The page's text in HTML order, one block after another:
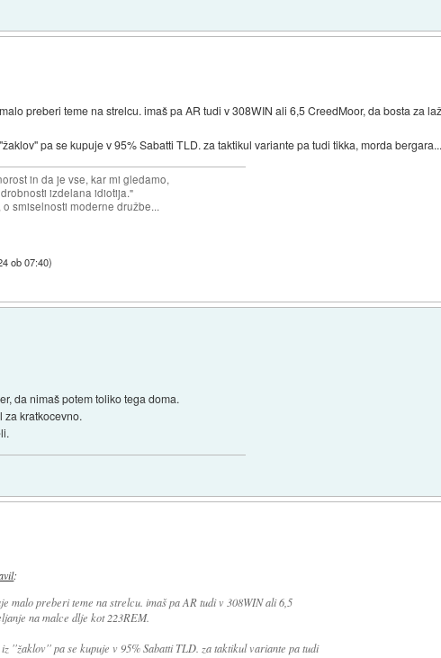
preberi teme na strelcu. imaš pa AR tudi v 308WIN ali 6,5 CreedMoor, da bosta za
pa se kupuje v 95% Sabatti TLD. za taktikul variante pa tudi tikka, morda bergara...
in da je vse, kar mi gledamo,
izdelana idiotija."
o smiselnosti moderne družbe...
ob 07:40)
da nimaš potem toliko tega doma.
za kratkocevno.
:
malo preberi teme na strelcu. imaš pa AR tudi v 308WIN ali 6,5
na malce dlje kot 223REM.
''žaklov'' pa se kupuje v 95% Sabatti TLD. za taktikul variante pa tudi